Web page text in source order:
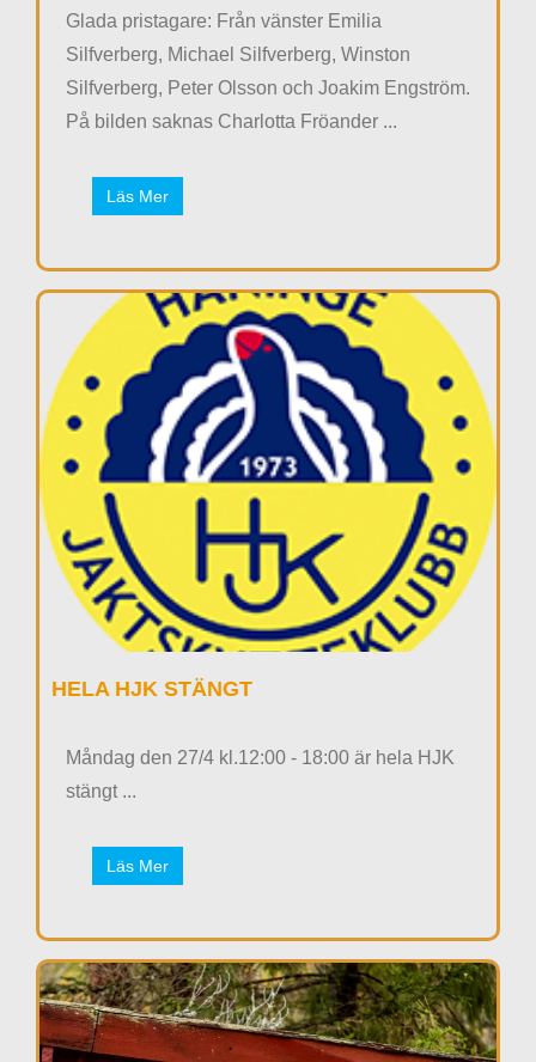
Glada pristagare: Från vänster Emilia
Silfverberg, Michael Silfverberg, Winston
Silfverberg, Peter Olsson och Joakim Engström.
På bilden saknas Charlotta Fröander ...
Läs Mer
HELA HJK STÄNGT
Måndag den 27/4 kl.12:00 - 18:00 är hela HJK
stängt ...
Läs Mer